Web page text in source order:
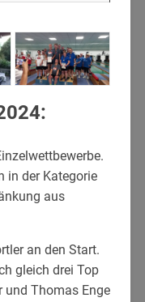
in der Kategorie
aus
an den Start.
gleich drei Top
und Thomas Enge